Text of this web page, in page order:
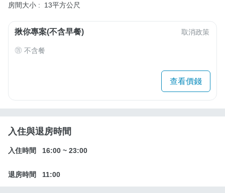
房間大小 :
13平方公尺
揪你專案(不含早餐) 取消政策
不含餐
查看價錢
入住與退房時間
入住時間 16:00 ~ 23:00
退房時間 11:00